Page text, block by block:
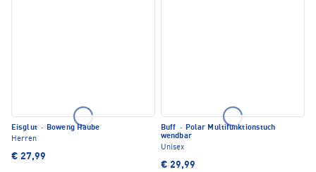
Eisglut · Boweng Haube
Herren
€ 27,99
Buff · Polar Multifunktionstuch
wendbar
Unisex
€ 29,99